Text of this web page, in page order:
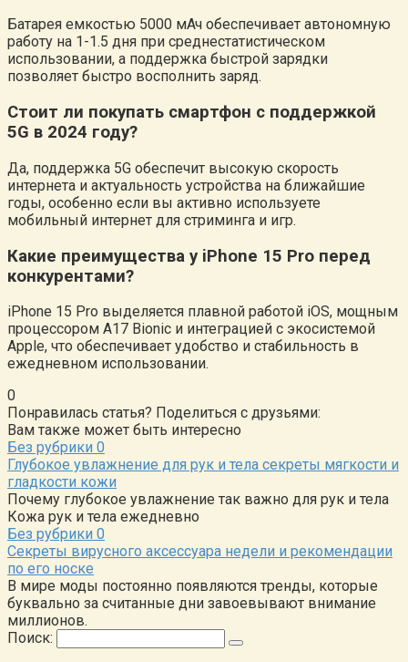
Батарея емкостью 5000 мАч обеспечивает автономную
работу на 1-1.5 дня при среднестатистическом
использовании, а поддержка быстрой зарядки
позволяет быстро восполнить заряд.
Стоит ли покупать смартфон с поддержкой
5G в 2024 году?
Да, поддержка 5G обеспечит высокую скорость
интернета и актуальность устройства на ближайшие
годы, особенно если вы активно используете
мобильный интернет для стриминга и игр.
Какие преимущества у iPhone 15 Pro перед
конкурентами?
iPhone 15 Pro выделяется плавной работой iOS, мощным
процессором A17 Bionic и интеграцией с экосистемой
Apple, что обеспечивает удобство и стабильность в
ежедневном использовании.
0
Понравилась статья? Поделиться с друзьями:
Вам также может быть интересно
Без рубрики 0
Глубокое увлажнение для рук и тела секреты мягкости и
гладкости кожи
Почему глубокое увлажнение так важно для рук и тела
Кожа рук и тела ежедневно
Без рубрики 0
Секреты вирусного аксессуара недели и рекомендации
по его носке
В мире моды постоянно появляются тренды, которые
буквально за считанные дни завоевывают внимание
миллионов.
Поиск: